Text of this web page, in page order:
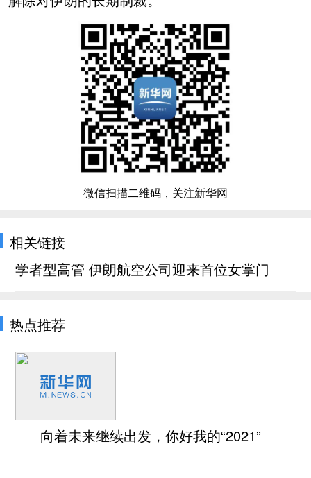
微信扫描二维码，关注新华网
相关链接
学者型高管 伊朗航空公司迎来首位女掌门
热点推荐
向着未来继续出发，你好我的“2021”